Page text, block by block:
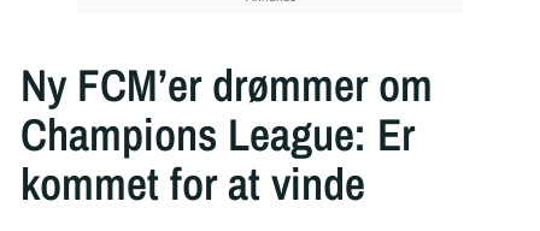
Ny FCM’er drømmer om
Champions League: Er
kommet for at vinde